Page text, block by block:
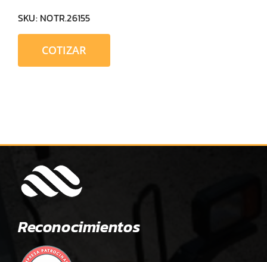
SKU: NOTR.26155
COTIZAR
Reconocimientos